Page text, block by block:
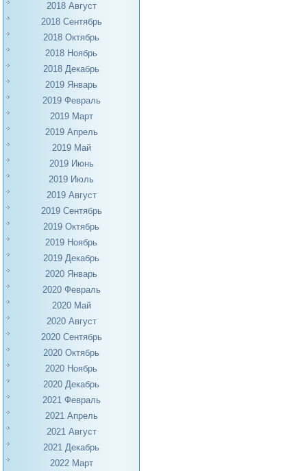
2018 Август
2018 Сентябрь
2018 Октябрь
2018 Ноябрь
2018 Декабрь
2019 Январь
2019 Февраль
2019 Март
2019 Апрель
2019 Май
2019 Июнь
2019 Июль
2019 Август
2019 Сентябрь
2019 Октябрь
2019 Ноябрь
2019 Декабрь
2020 Январь
2020 Февраль
2020 Май
2020 Август
2020 Сентябрь
2020 Октябрь
2020 Ноябрь
2020 Декабрь
2021 Февраль
2021 Апрель
2021 Август
2021 Декабрь
2022 Март